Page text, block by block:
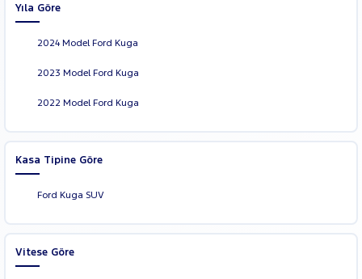
Yıla Göre
2024 Model Ford Kuga
2023 Model Ford Kuga
2022 Model Ford Kuga
Kasa Tipine Göre
Ford Kuga SUV
Vitese Göre